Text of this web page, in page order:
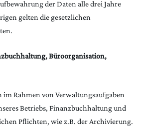
der Daten alle drei Jahre
gelten die gesetzlichen
Büroorganisation,
Rahmen von Verwaltungsaufgaben
Betriebs, Finanzbuchhaltung und
Pflichten, wie z.B. der Archivierung.